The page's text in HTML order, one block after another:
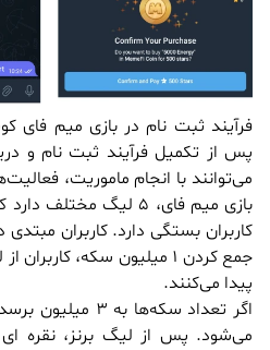
فرآیند ثبت نام در بازی میم فای
پس از تکمیل فرآیند ثبت نام و
می‌توانند با انجام ماموریت،
بازی میم فای، 5 لیگ
کاربران بستگی دارد. کاربران مبتدی
جمع کردن 1 میلیون سکه،
پیدا می‌کنند.
اگر تعداد سکه‌ها به
می‌شود. پس از لیگ برنز، نقره ای